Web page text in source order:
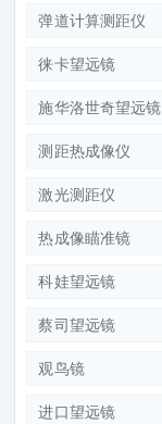
弹道计算测距仪
徕卡望远镜
施华洛世奇望远镜
测距热成像仪
激光测距仪
热成像瞄准镜
科娃望远镜
蔡司望远镜
观鸟镜
进口望远镜